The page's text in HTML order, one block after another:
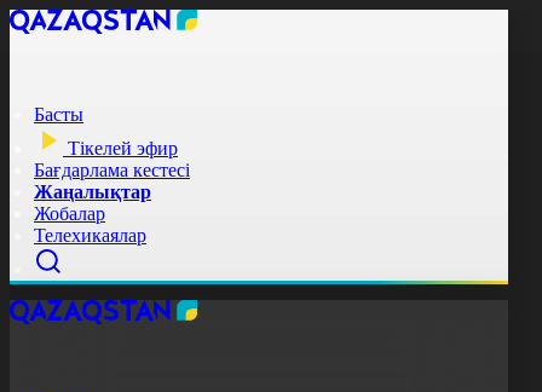
Басты
Тікелей эфир
Бағдарлама кестесі
Жаңалықтар
Жобалар
Телехикаялар